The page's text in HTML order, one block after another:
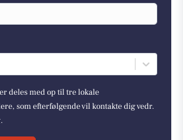
deles med op til tre lokale
som efterfølgende vil kontakte dig vedr.